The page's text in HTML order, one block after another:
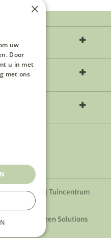
| Tuincentrum
Green Solutions
×
uw
Door
u in met
met ons